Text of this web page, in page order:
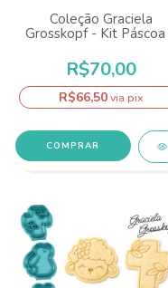
Coleção Graciela
Grosskopf - Kit
R$70,00
R$66,50via pix